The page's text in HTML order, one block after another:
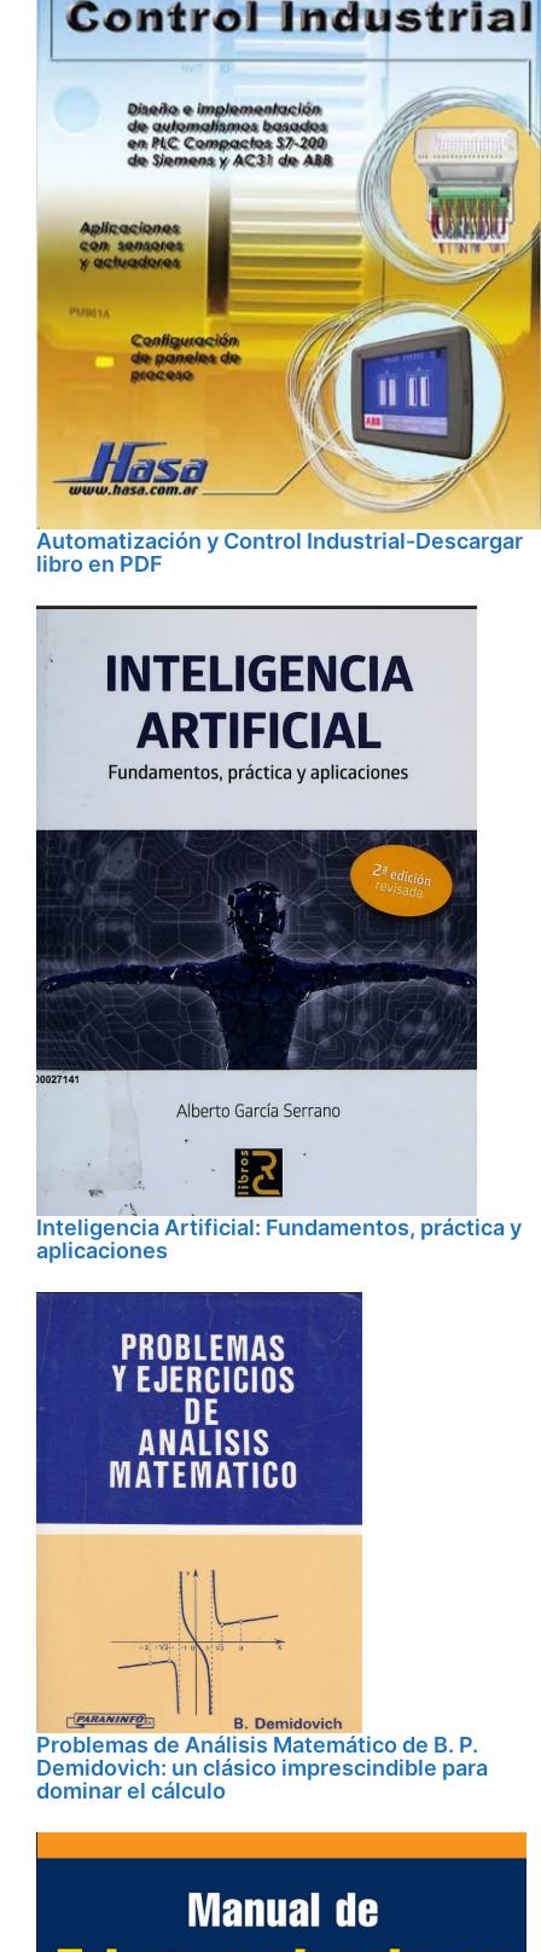
Automatización y Control Industrial-Descargar
libro en PDF
Inteligencia Artificial: Fundamentos, práctica y
aplicaciones
Problemas de Análisis Matemático de B. P.
Demidovich: un clásico imprescindible para
dominar el cálculo